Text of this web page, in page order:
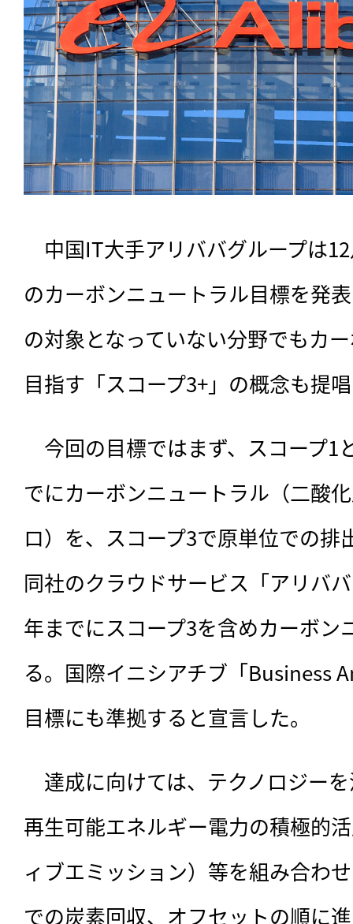
中国IT大手アリババグループは
のカーボンニュートラル目標を発
の対象となっていない分野でもカ
目指す「スコープ3+」の概念も提
今回の目標ではまず、 スコープ1
でにカーボンニュートラル（二酸
ロ）を、スコープ3で原単位での排
同社のクラウドサービス「アリバ
年までにスコープ3を含めカーボン
る。国際イニシアチブ「Business
目標にも準拠すると宣言した。
達成に向けては、テクノロジー
再生可能エネルギー電力の積極的
ィブエミッション）等を組み合わ
での炭素回収、オフセットの順に